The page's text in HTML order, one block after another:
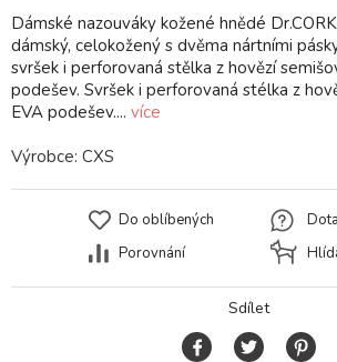
Dámské nazouváky kožené hnědé
dámský, celokožený s dvěma nártními
svršek i perforovaná stělka z hovězí
podešev. Svršek i perforovaná stélka z
EVA podešev.... více
Výrobce: CXS
Do oblíbených
Porovnání
Sdílet